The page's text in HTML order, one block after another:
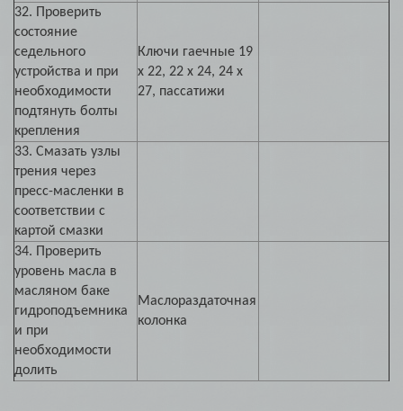
32. Проверить
состояние
седельного
устройства и при
необходимости
подтянуть болты
крепления
Ключи гаечные 19
х 22, 22 х 24, 24 х
27, пассатижи
33. Смазать узлы
трения через
пресс-масленки в
соответствии с
картой смазки
34. Проверить
уровень масла в
масляном баке
гидроподъемника
и при
необходимости
долить
Маслораздаточная
колонка